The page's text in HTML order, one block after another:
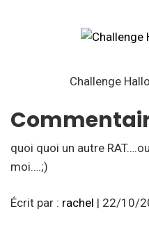
Challenge
quoi quoi un autre
moi….;)
Écrit par : rachel | 22/10/